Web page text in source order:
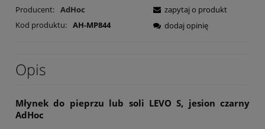
Producent: AdHoc
Kod produktu: AH-MP844
zapytaj o produkt
dodaj opinię
Opis
Młynek do pieprzu lub soli LEVO S, jesion czarny
AdHoc